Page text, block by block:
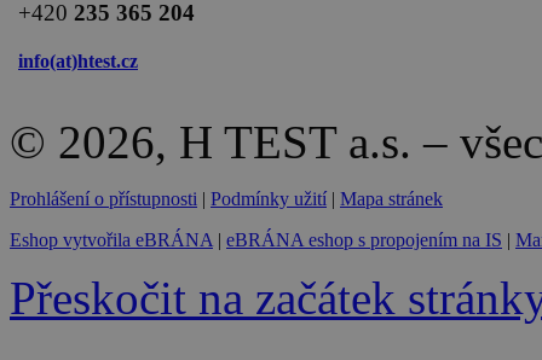
+420 235 365 204
info(at)htest.cz
© 2026, H TEST a.s. –
Prohlášení o přístupnosti | Podmínky užití | Mapa stránek
Eshop vytvořila eBRÁNA | eBRÁNA eshop s propojením na IS |
Přeskočit na začátek